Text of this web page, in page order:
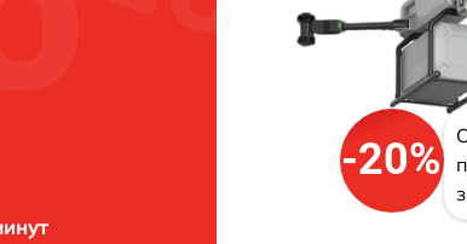
-20%